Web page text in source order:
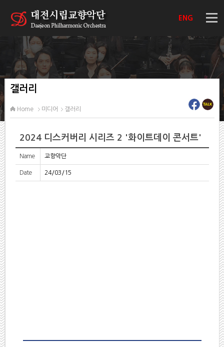
ENG
갤러리
Home 미디어 갤러리
2024 디스커버리 시리즈 2 '화이트데이 콘서트'
Name 교향악단
Date 24/03/15